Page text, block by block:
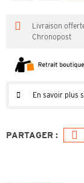
Livraison
Chronopost
En savoir plus